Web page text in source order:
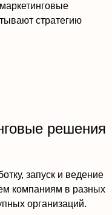
стратегию
решения
запуск и ведение
компаниям в разных
организаций.